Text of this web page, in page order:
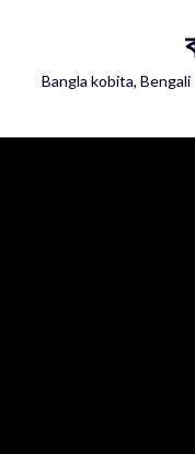
Bangla kobita, Bengali